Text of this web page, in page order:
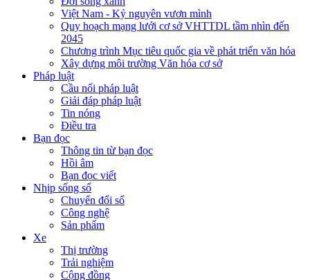
Việt Nam - Kỷ nguyên vươn mình
Quy hoạch mạng lưới cơ sở VHTTDL tầm nhìn đến
2045
Chương trình Mục tiêu quốc gia về phát triển văn hóa
Xây dựng môi trường Văn hóa cơ sở
Pháp luật
Cầu nối pháp luật
Giải đáp pháp luật
Tin nóng
Điều tra
Bạn đọc
Thông tin từ bạn đọc
Hồi âm
Bạn đọc viết
Nhịp sống số
Chuyển đổi số
Công nghệ
Sản phẩm
Xe
Thị trường
Trải nghiệm
Cộng đồng